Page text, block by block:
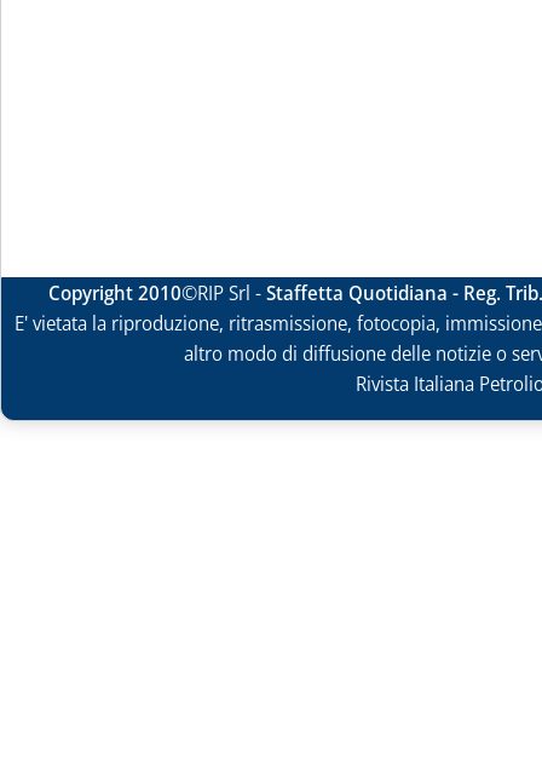
Copyright 2010©RIP Srl -Staffetta Quotidiana - Reg.
E' vietata la riproduzione, ritrasmissione, fotocopia,
altro modo di diffusione delle notizie o
Rivista Italiana